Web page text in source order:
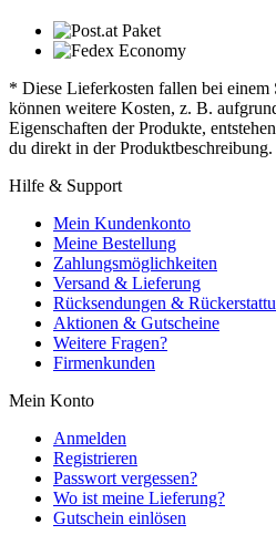
* Diese Lieferkosten fallen bei einem
können weitere Kosten, z. B.
Eigenschaften der Produkte,
du direkt in der Produktbeschreibung.
Hilfe & Support
Mein Kundenkonto
Meine Bestellung
Zahlungsmöglichkeiten
Versand & Lieferung
Rücksendungen &
Aktionen & Gutscheine
Weitere Fragen?
Firmenkunden
Mein Konto
Anmelden
Registrieren
Passwort vergessen?
Wo ist meine Lieferung?
Gutschein einlösen